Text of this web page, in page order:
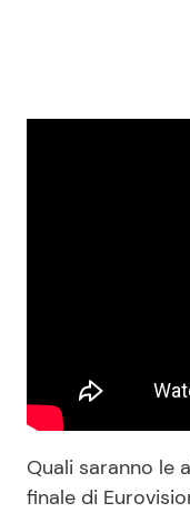
Quali saranno le
finale di